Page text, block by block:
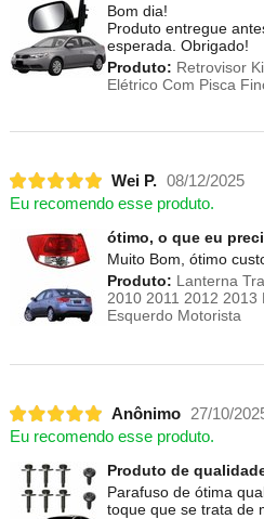
Bom dia!
Produto entregue
esperada. Obrigado!
Produto: Retrovisor
Elétrico Com Pisca
Wei P. 08/12/2025
Eu recomendo esse produto.
ótimo, o que eu
Muito Bom, ótimo
Produto: Lanterna
2010 2011 2012 2013
Esquerdo Motorista
Anônimo
27/10/
Eu recomendo esse produto.
Produto de
Parafuso de ótima
toque que se trata de